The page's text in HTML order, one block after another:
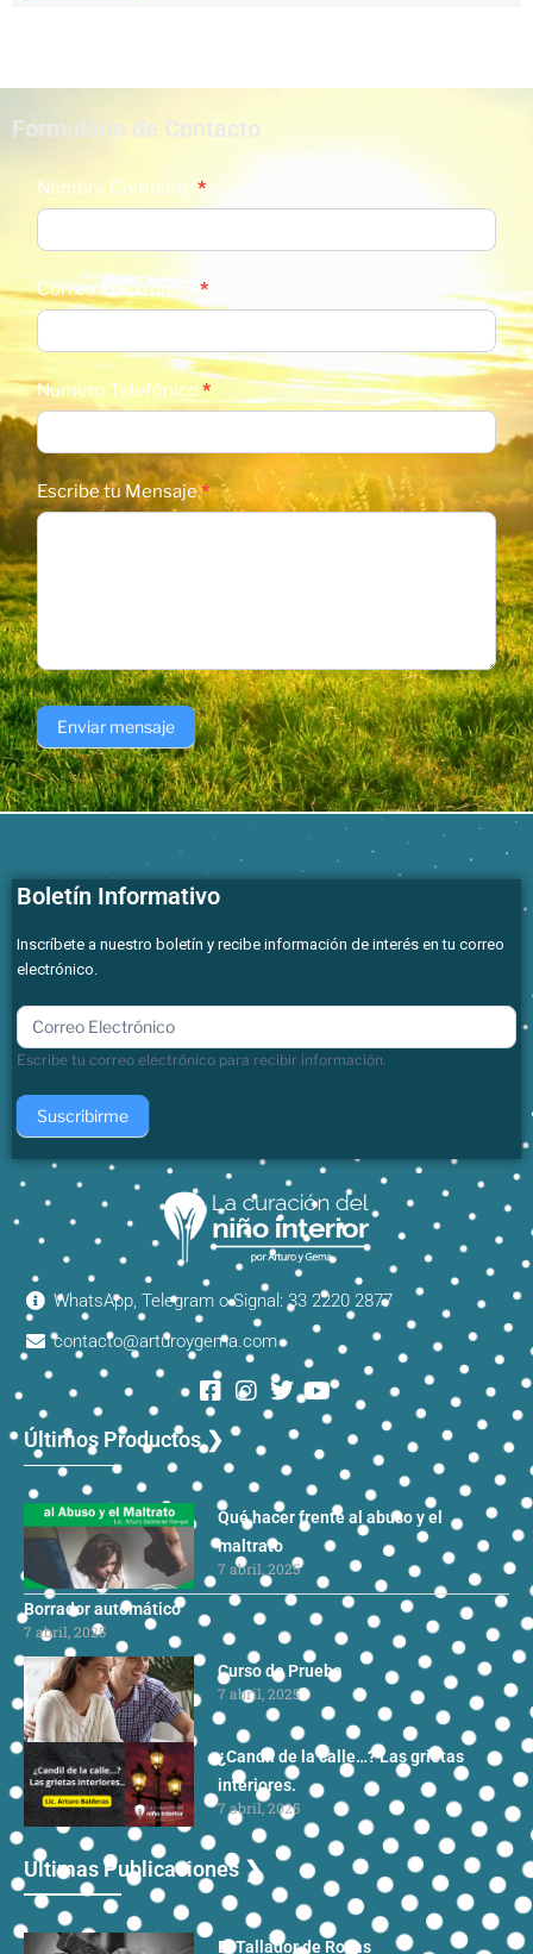
Formulario de Contacto
Contact
Us
Nombre Completo*
Correo Electrónico*
Numero Telefónico*
Escribe tu Mensaje*
Enviar mensaje
Boletín Informativo
Inscríbete a nuestro boletín y recibe información de interés en tu correo
electrónico.
boletin
Escribe tu correo electrónico para recibir información.
Suscribirme
WhatsApp, Telegram o Signal: 33 2220 2877
contacto@arturoygema.com
Últimos Productos ❯
Qué hacer frente al abuso y el
maltrato
7 abril, 2025
Borrador automático
7 abril, 2025
Curso de Prueba
7 abril, 2025
¿Candil de la calle…? Las grietas
interiores.
7 abril, 2025
Ultimas Publicaciones ❯
El Tallador de Rocas